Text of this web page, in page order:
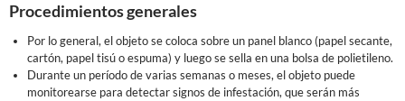
Procedimientos generales
Por lo general, el objeto se coloca sobre un panel blanco (papel secante,
cartón, papel tisú o espuma) y luego se sella en una bolsa de polietileno.
Durante un período de varias semanas o meses, el objeto puede
monitorearse para detectar signos de infestación, que serán más